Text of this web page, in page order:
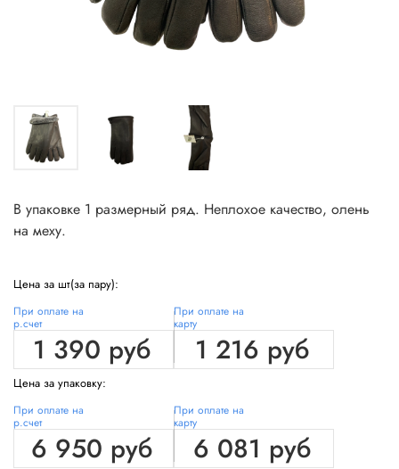
В упаковке 1 размерный ряд. Неплохое качество, олень
на меху.
Цена за шт(за пару):
При оплате на
р.счет
1 390 руб
При оплате на
карту
1 216 руб
Цена за упаковку:
При оплате на
р.счет
6 950 руб
При оплате на
карту
6 081 руб